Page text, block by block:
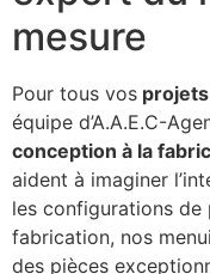
mesure
Pour tous vos
équipe d’A.A.E.C-
conception à la
aident à imaginer
les configurations de
fabrication, nos
des pièces